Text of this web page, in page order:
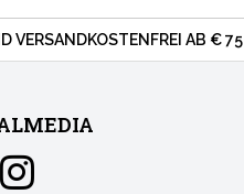
VERSANDKOSTENFREI AB € 75